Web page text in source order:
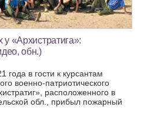
«Архистратига»:
обн.)
года в гости к курсантам
военно-патриотического
расположенного в
обл., прибыл пожарный